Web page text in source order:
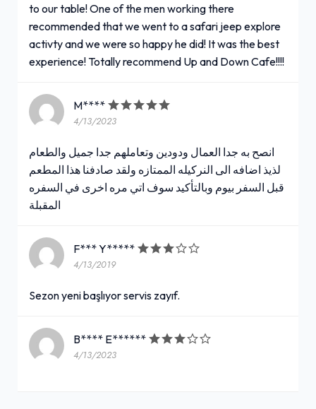
to our table! One of the men working there
recommended that we went to a safari jeep explore
activty and we were so happy he did! It was the best
experience! Totally recommend Up and Down Cafe!!!!
M****
4/13/2023
انصح به جدا العمال ودودين وتعاملهم جدا جميل والطعام
لذيذ اضافه الى النركيله الممتازه ولقد صادفنا هذا المطعم
قبل السفر بيوم وبالتأكيد سوف اتي مره اخرى في السفره
المقبلة
F*** Y*****
4/13/2019
Sezon yeni başlıyor servis zayıf.
B**** E******
4/13/2023